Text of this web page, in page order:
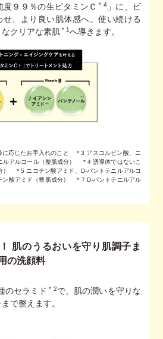
度９９％の生ビタミンＣ ＊4」に、ビ
せ、より良い肌体感へ。使い続ける
クリアな素肌 ＊1へ導きます。
応じたお手入れのこと ＊3 アスコルビン酸、ニ
ルアルコール（整肌成分） ＊4 誘導体ではないこ
） ＊5 ニコチン酸アミド、D-パントテニルアルコ
酸アミド（整肌成分） ＊7 D-パントテニルアル
肌のうるおいを守り 肌調子ま
の洗顔料
のセラミド ＊2で、肌の潤いを守りな
で整えます。